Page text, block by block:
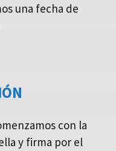
una fecha de
con la
y firma por el